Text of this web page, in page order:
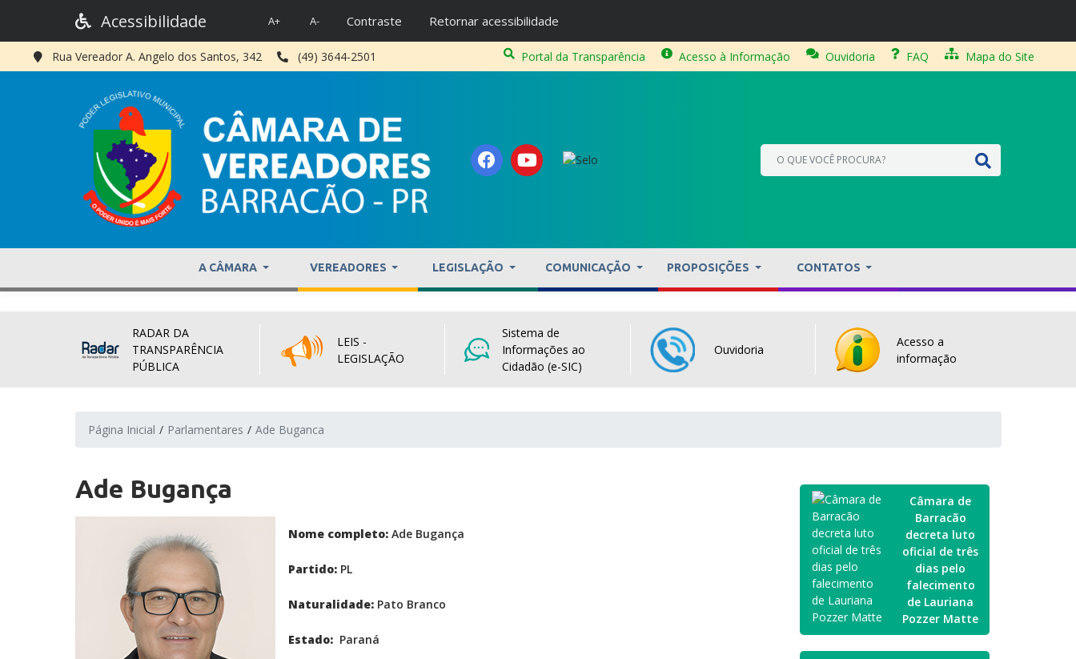
Acessibilidade A+ A- Contraste Retornar acessibilidade
Rua Vereador A. Angelo dos Santos, 342 (49) 3644-2501 Portal da Transparência Acesso à Informação Ouvidoria FAQ Mapa do Site
A CÂMARA VEREADORES LEGISLAÇÃO COMUNICAÇÃO PROPOSIÇÕES CONTATOS
RADAR DA
TRANSPARÊNCIA
PÚBLICA
LEIS -
LEGISLAÇÃO
Sistema de
Informações ao
Cidadão (e-SIC)
Ouvidoria
Acesso a
informação
Página Inicial Parlamentares Ade Buganca
Ade Bugança
Nome completo:Ade Bugança
Partido:PL
Naturalidade:Pato Branco
Estado:Paraná
Câmara de
Barracão
decreta luto
oficial de três
dias pelo
falecimento
de Lauriana
Pozzer Matte